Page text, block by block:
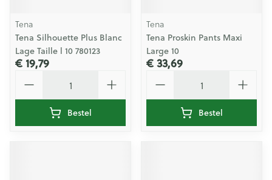
Tena
Tena Silhouette Plus Blanc
Lage Taille l 10 780123
€ 19,79
Bestel
Tena
Tena Proskin Pants Maxi
Large 10
€ 33,69
Bestel